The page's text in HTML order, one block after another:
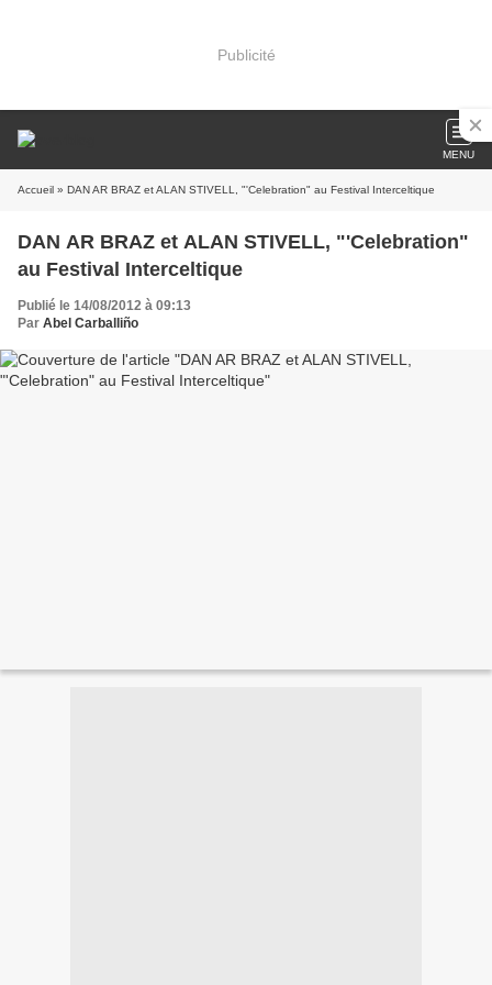
Publicité
MENU
Accueil » DAN AR BRAZ et ALAN STIVELL, "'Celebration" au Festival Interceltique
DAN AR BRAZ et ALAN STIVELL, "'Celebration"
au Festival Interceltique
Publié le 14/08/2012 à 09:13
Par Abel Carballiño